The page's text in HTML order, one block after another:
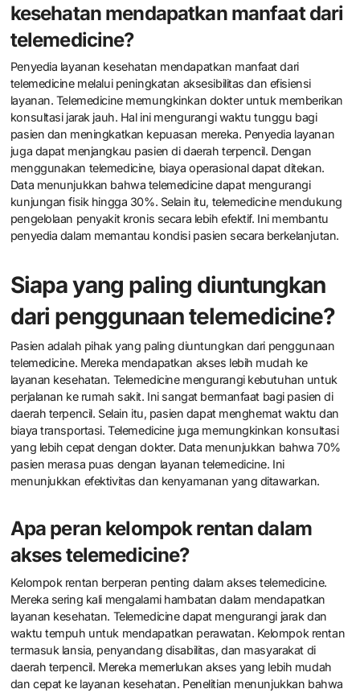
kesehatan mendapatkan manfaat dari
telemedicine?
Penyedia layanan kesehatan mendapatkan manfaat dari
telemedicine melalui peningkatan aksesibilitas dan efisiensi
layanan. Telemedicine memungkinkan dokter untuk memberikan
konsultasi jarak jauh. Hal ini mengurangi waktu tunggu bagi
pasien dan meningkatkan kepuasan mereka. Penyedia layanan
juga dapat menjangkau pasien di daerah terpencil. Dengan
menggunakan telemedicine, biaya operasional dapat ditekan.
Data menunjukkan bahwa telemedicine dapat mengurangi
kunjungan fisik hingga 30%. Selain itu, telemedicine mendukung
pengelolaan penyakit kronis secara lebih efektif. Ini membantu
penyedia dalam memantau kondisi pasien secara berkelanjutan.
Siapa yang paling diuntungkan
dari penggunaan telemedicine?
Pasien adalah pihak yang paling diuntungkan dari penggunaan
telemedicine. Mereka mendapatkan akses lebih mudah ke
layanan kesehatan. Telemedicine mengurangi kebutuhan untuk
perjalanan ke rumah sakit. Ini sangat bermanfaat bagi pasien di
daerah terpencil. Selain itu, pasien dapat menghemat waktu dan
biaya transportasi. Telemedicine juga memungkinkan konsultasi
yang lebih cepat dengan dokter. Data menunjukkan bahwa 70%
pasien merasa puas dengan layanan telemedicine. Ini
menunjukkan efektivitas dan kenyamanan yang ditawarkan.
Apa peran kelompok rentan dalam
akses telemedicine?
Kelompok rentan berperan penting dalam akses telemedicine.
Mereka sering kali mengalami hambatan dalam mendapatkan
layanan kesehatan. Telemedicine dapat mengurangi jarak dan
waktu tempuh untuk mendapatkan perawatan. Kelompok rentan
termasuk lansia, penyandang disabilitas, dan masyarakat di
daerah terpencil. Mereka memerlukan akses yang lebih mudah
dan cepat ke layanan kesehatan. Penelitian menunjukkan bahwa